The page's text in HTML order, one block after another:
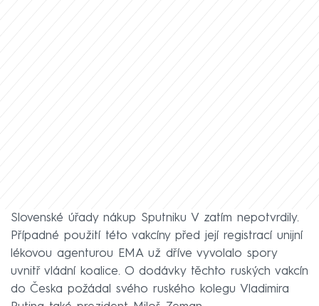
Slovenské úřady nákup Sputniku V zatím nepotvrdily.
Případné použití této vakcíny před její registrací unijní
lékovou agenturou EMA už dříve vyvolalo spory
uvnitř vládní koalice. O dodávky těchto ruských vakcín
do Česka požádal svého ruského kolegu Vladimira